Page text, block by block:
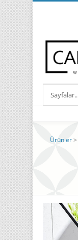
Ürünler>